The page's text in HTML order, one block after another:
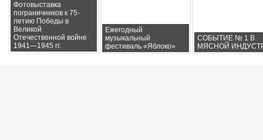
Фотовыставка
пограничников к 75-
летию Победы в
Великой
Отечественной войне
1941—1945 гг.
Ежегодный
музыкальный
фестиваль «Яблоко»
СОБЫТИЕ № 1 В
МЯСНОЙ